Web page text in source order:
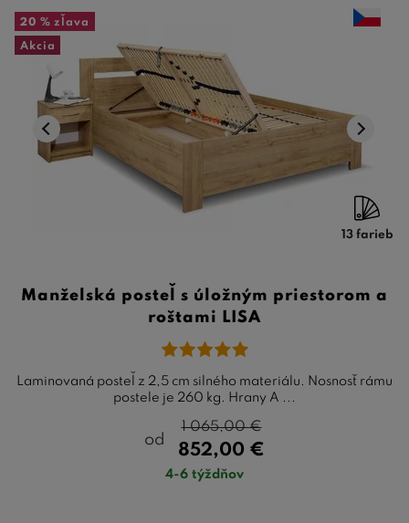
20 % zľava
Akcia
13 farieb
Manželská posteľ s úložným priestorom a
roštami LISA
Laminovaná posteľ z 2,5 cm silného materiálu. Nosnosť rámu
postele je 260 kg. Hrany A ...
od
852,00 €
1 065,00€
4-6 týždňov